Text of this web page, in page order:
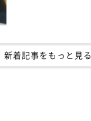
新着記事をもっと見る